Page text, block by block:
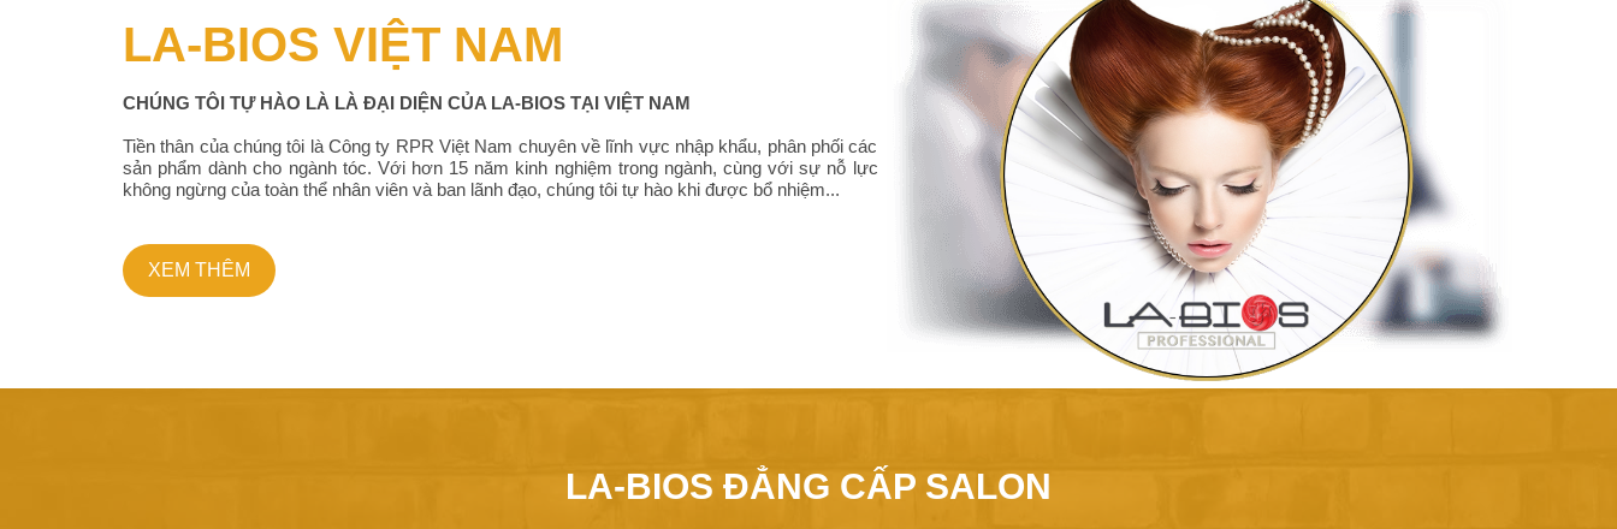
LA-BIOS VIỆT NAM
CHÚNG TÔI TỰ HÀO LÀ LÀ ĐẠI DIỆN CỦA LA-BIOS TẠI VIỆT NAM
Tiền thân của chúng tôi là Công ty RPR Việt Nam chuyên về lĩnh vực nhập khẩu, phân phối các
sản phẩm dành cho ngành tóc. Với hơn 15 năm kinh nghiệm trong ngành, cùng với sự nỗ lực
không ngừng của toàn thể nhân viên và ban lãnh đạo, chúng tôi tự hào khi được bổ nhiệm...
XEM THÊM
LA-BIOS ĐẲNG CẤP SALON